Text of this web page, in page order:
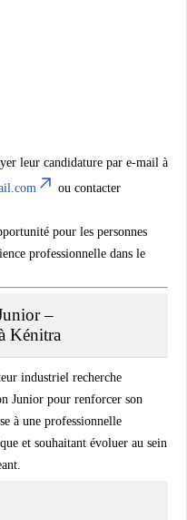
leur candidature par e-mail à
ou contacter
pour les personnes
professionnelle dans le
–
Kénitra
industriel recherche
Junior pour renforcer son
à une professionnelle
et souhaitant évoluer au sein